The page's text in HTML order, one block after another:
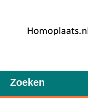
Zoeken